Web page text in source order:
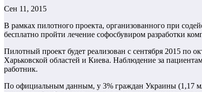
Сен 11, 2015
В рамках пилотного проекта, организованного при
бесплатно пройти лечение софосбувиром разработки
Пилотный проект будет реализован с сентября 2015 по
Харьковской областей и Киева. Наблюдение за
работник.
По официальным данным, у 3% граждан Украины (1,17